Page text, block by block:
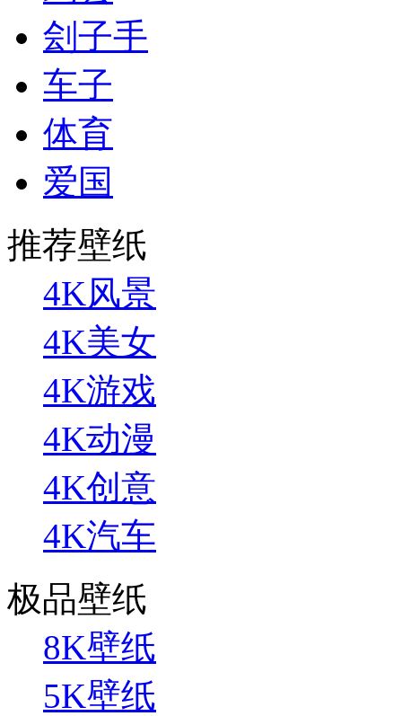
刽子手
车子
体育
爱国
推荐壁纸
4K风景
4K美女
4K游戏
4K动漫
4K创意
4K汽车
极品壁纸
8K壁纸
5K壁纸